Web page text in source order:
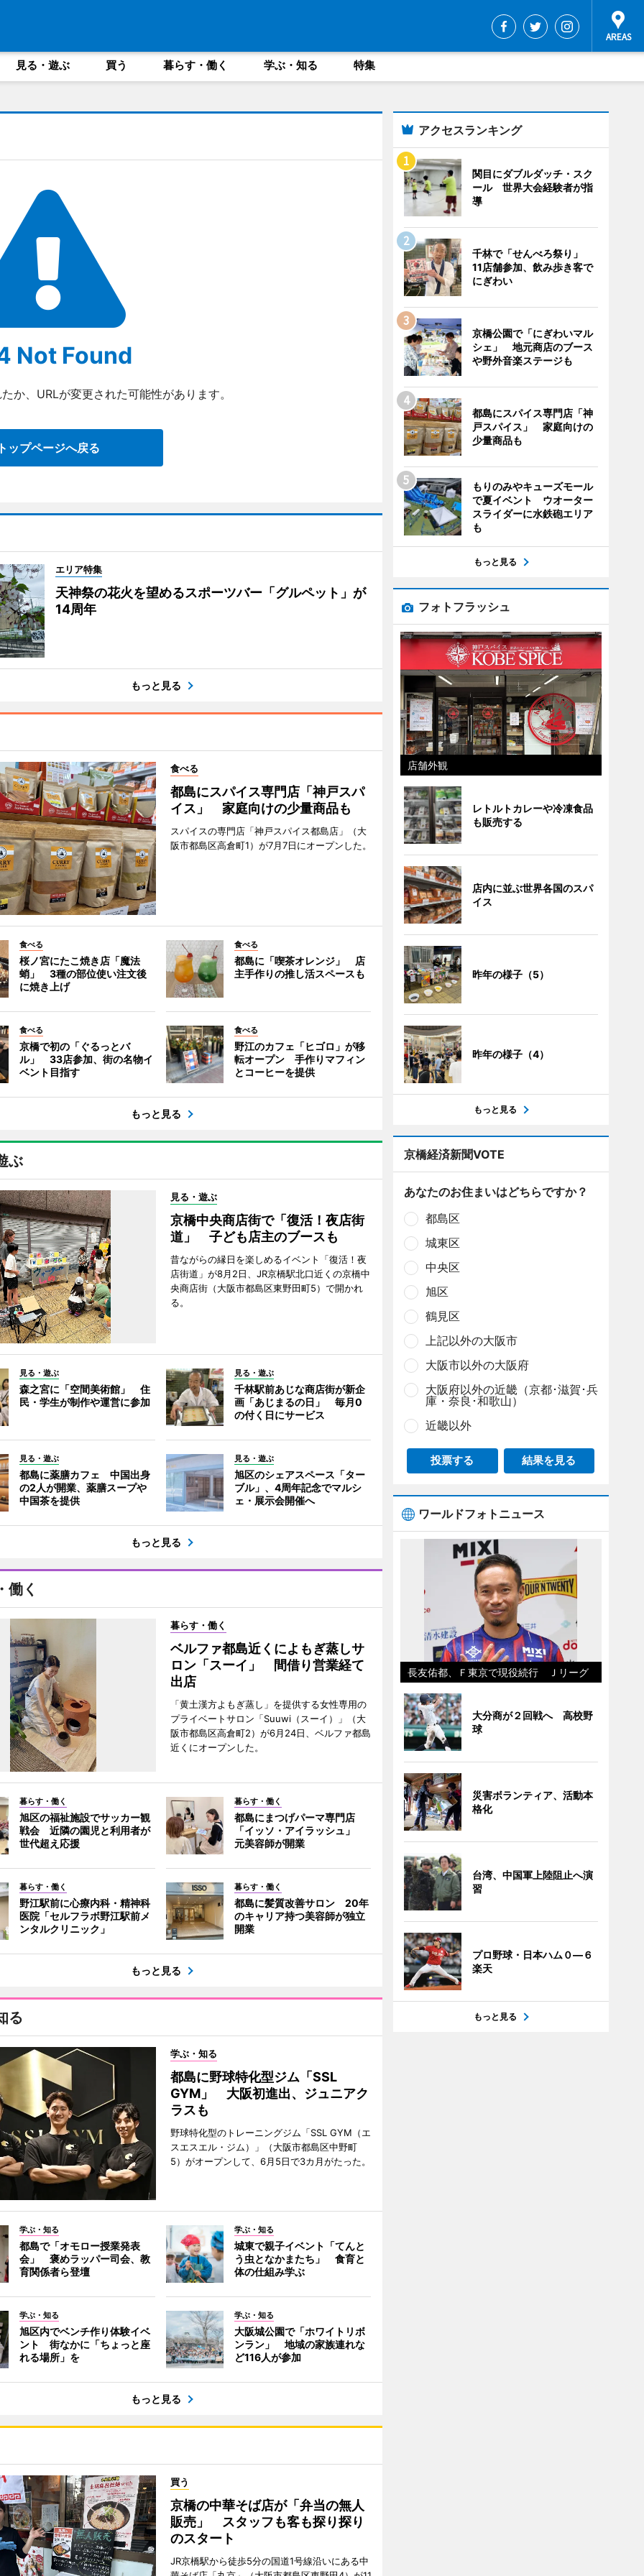
見る・遊ぶ 買う 暮らす・働く 学ぶ・知る 特集
Not Found
か、URLが変更された可能性があります。
ップページへ戻る
エリア特集
天神祭の花火を望めるスポーツバー「グルペット」が
14周年
もっと見る
食べる
都島にスパイス専門店「神戸スパ
イス」 家庭向けの少量商品も
スパイスの専門店「神戸スパイス都島店」（大
阪市都島区高倉町1）が7月7日にオープンした。
食べる
桜ノ宮にたこ焼き店「魔法
蛸」 3種の部位使い注文後
に焼き上げ
食べる
都島に「喫茶オレンジ」 店
主手作りの推し活スペースも
食べる
京橋で初の「ぐるっとバ
ル」 33店参加、街の名物イ
ベント目指す
食べる
野江のカフェ「ヒゴロ」が移
転オープン 手作りマフィン
とコーヒーを提供
もっと見る
ぶ
見る・遊ぶ
京橋中央商店街で「復活！夜店街
道」 子ども店主のブースも
昔ながらの縁日を楽しめるイベント「復活！夜
店街道」が8月2日、JR京橋駅北口近くの京橋中
央商店街（大阪市都島区東野田町5）で開かれ
る。
見る・遊ぶ
森之宮に「空間美術館」 住
民・学生が制作や運営に参加
見る・遊ぶ
千林駅前あじな商店街が新企
画「あじまるの日」 毎月0
の付く日にサービス
見る・遊ぶ
都島に薬膳カフェ 中国出身
の2人が開業、薬膳スープや
中国茶を提供
見る・遊ぶ
旭区のシェアスペース「ター
ブル」、4周年記念でマルシ
ェ・展示会開催へ
もっと見る
働く
暮らす・働く
ベルファ都島近くによもぎ蒸しサ
ロン「スーイ」 間借り営業経て
出店
「黄土漢方よもぎ蒸し」を提供する女性専用の
プライベートサロン「Suuwi（スーイ）」（大
阪市都島区高倉町2）が6月24日、ベルファ都島
近くにオープンした。
暮らす・働く
旭区の福祉施設でサッカー観
戦会 近隣の園児と利用者が
世代超え応援
暮らす・働く
都島にまつげパーマ専門店
「イッソ・アイラッシュ」
元美容師が開業
暮らす・働く
野江駅前に心療内科・精神科
医院「セルフラボ野江駅前メ
ンタルクリニック」
暮らす・働く
都島に髪質改善サロン 20年
のキャリア持つ美容師が独立
開業
もっと見る
る
学ぶ・知る
都島に野球特化型ジム「SSL
GYM」 大阪初進出、ジュニアク
ラスも
野球特化型のトレーニングジム「SSL GYM（エ
スエスエル・ジム）」（大阪市都島区中野町
5）がオープンして、6月5日で3カ月がたった。
学ぶ・知る
都島で「オモロー授業発表
会」 褒めラッパー司会、教
育関係者ら登壇
学ぶ・知る
城東で親子イベント「てんと
う虫となかまたち」 食育と
体の仕組み学ぶ
学ぶ・知る
旭区内でベンチ作り体験イベ
ント 街なかに「ちょっと座
れる場所」を
学ぶ・知る
大阪城公園で「ホワイトリボ
ンラン」 地域の家族連れな
ど116人が参加
もっと見る
買う
京橋の中華そば店が「弁当の無人
販売」 スタッフも客も探り探り
のスタート
JR京橋駅から徒歩5分の国道1号線沿いにある中
アクセスランキング
関目にダブルダッチ・スク
ール 世界大会経験者が指
導
千林で「せんべろ祭り」
11店舗参加、飲み歩き客で
にぎわい
京橋公園で「にぎわいマル
シェ」 地元商店のブース
や野外音楽ステージも
都島にスパイス専門店「神
戸スパイス」 家庭向けの
少量商品も
もりのみやキューズモール
で夏イベント ウオーター
スライダーに水鉄砲エリア
も
もっと見る
フォトフラッシュ
店舗外観
レトルトカレーや冷凍食品
も販売する
店内に並ぶ世界各国のスパ
イス
昨年の様子（5）
昨年の様子（4）
もっと見る
京橋経済新聞VOTE
あなたのお住まいはどちらですか？
都島区
城東区
中央区
旭区
鶴見区
上記以外の大阪市
大阪市以外の大阪府
大阪府以外の近畿（京都･滋賀･兵
庫・奈良･和歌山）
近畿以外
投票する 結果を見る
ワールドフォトニュース
長友佑都、Ｆ東京で現役続行 Ｊリーグ
大分商が２回戦へ 高校野
球
災害ボランティア、活動本
格化
台湾、中国軍上陸阻止へ演
習
プロ野球・日本ハム０―６
楽天
もっと見る